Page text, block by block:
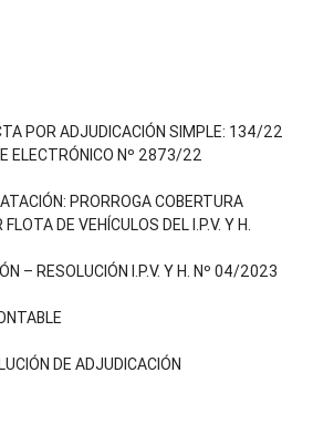
POR ADJUDICACIÓN SIMPLE: 134/22
ELECTRÓNICO Nº 2873/22
PRORROGA COBERTURA
DE VEHÍCULOS DEL I.P.V. Y H.
– RESOLUCIÓN I.P.V. Y H. Nº 04/2023
DE ADJUDICACIÓN